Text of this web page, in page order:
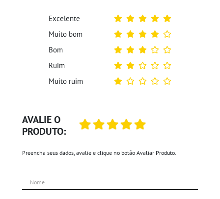
AVALIE O
PRODUTO:
Preencha seus dados, avalie e clique no botão Avaliar Produto.
Excelente
Muito bom
Bom
Ruim
Muito ruim